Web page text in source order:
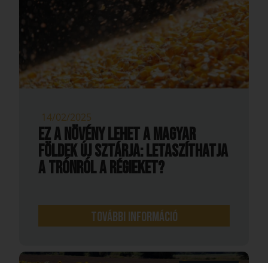
14/02/2025
Ez a növény lehet a magyar
földek új sztárja: letaszíthatja
a trónról a régieket?
További információ